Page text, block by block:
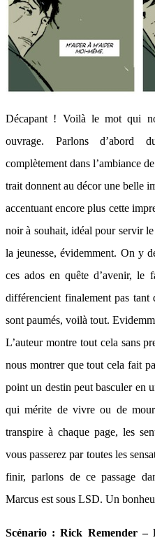
Décapant ! Voilà le mot qui
ouvrage. Parlons d’abord
complètement dans l’ambiance
trait donnent au décor une belle
accentuant encore plus cette
noir à souhait, idéal pour servir
la jeunesse, évidemment. On y
ces ados en quête d’avenir, le
différencient finalement pas
sont paumés, voilà tout.
L’auteur montre tout cela sans
nous montrer que tout cela fait
point un destin peut basculer en
qui mérite de vivre ou de
transpire à chaque page, les
vous passerez par toutes les
finir, parlons de ce passage
Marcus est sous LSD. Un
Scénario : Rick Remender